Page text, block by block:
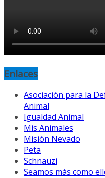
Enlaces
Asociación para la
Animal
Igualdad Animal
Mis Animales
Misión Nevado
Peta
Schnauzi
Seamos más como